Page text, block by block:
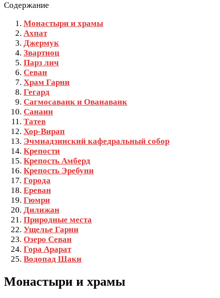
Содержание
Монастыри и храмы
Ахпат
Джермук
Звартноц
Парз лич
Севан
Храм Гарни
Гегард
Сагмосаванк и Ованаванк
Санаин
Татев
Хор-Вирап
Эчмиадзинский кафедральный собор
Крепости
Крепость Амберд
Крепость Эребуни
Города
Ереван
Гюмри
Дилижан
Природные места
Ущелье Гарни
Озеро Севан
Гора Арарат
Водопад Шаки
Монастыри и храмы